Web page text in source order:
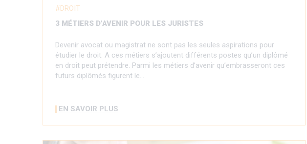
DROIT
3 MÉTIERS D’AVENIR POUR LES JURISTES
Devenir avocat ou magistrat ne sont pas les seules aspirations pour
étudier le droit. A ces métiers s’ajoutent différents postes qu’un diplômé
en droit peut prétendre. Parmi les métiers d’avenir qu’embrasseront ces
futurs diplômés figurent le…
EN SAVOIR PLUS